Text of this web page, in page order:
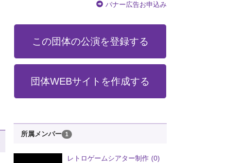
バナー広告お申込み
この団体の公演を登録する
団体WEBサイトを作成する
所属メンバー 1
レトロゲームシアター制作 (0)